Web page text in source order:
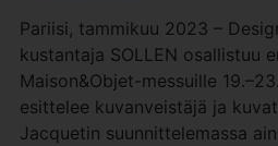
Pariisi, tammikuu 2023 –
kustantaja SOLLEN osallistuu
Maison&Objet-messuille
esittelee kuvanveistäjä ja
Jacquetin suunnittelemassa